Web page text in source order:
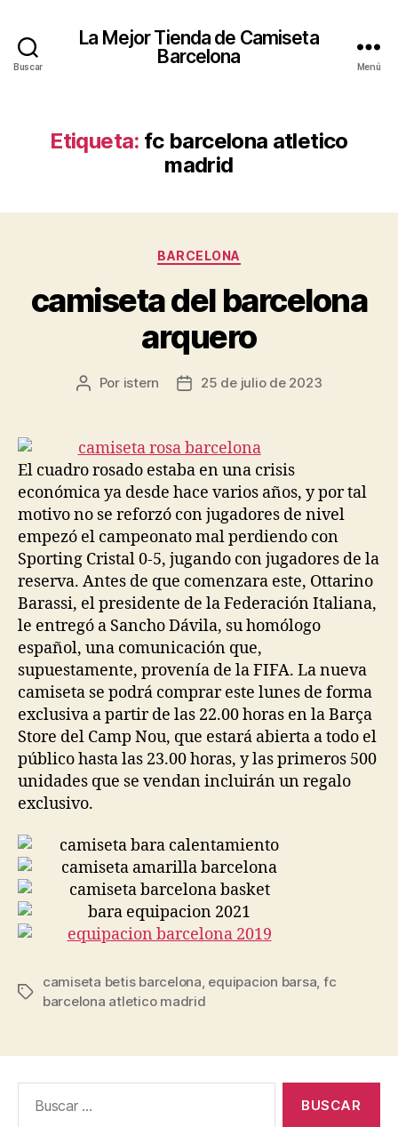
Buscar
La Mejor Tienda de Camiseta
Barcelona
Menú
Etiqueta: fc barcelona atletico
madrid
Categorías
BARCELONA
camiseta del barcelona
arquero
Autor
entrada
Por istern
Fecha
entrada
25 de julio de 2023
El cuadro rosado estaba en una crisis
económica ya desde hace varios años, y por tal
motivo no se reforzó con jugadores de nivel
empezó el campeonato mal perdiendo con
Sporting Cristal 0-5, jugando con jugadores de la
reserva. Antes de que comenzara este, Ottarino
Barassi, el presidente de la Federación Italiana,
le entregó a Sancho Dávila, su homólogo
español, una comunicación que,
supuestamente, provenía de la FIFA. La nueva
camiseta se podrá comprar este lunes de forma
exclusiva a partir de las 22.00 horas en la Barça
Store del Camp Nou, que estará abierta a todo el
público hasta las 23.00 horas, y las primeros 500
unidades que se vendan incluirán un regalo
exclusivo.
Etiquetas
camiseta betis barcelona, equipacion barsa, fc
barcelona atletico madrid